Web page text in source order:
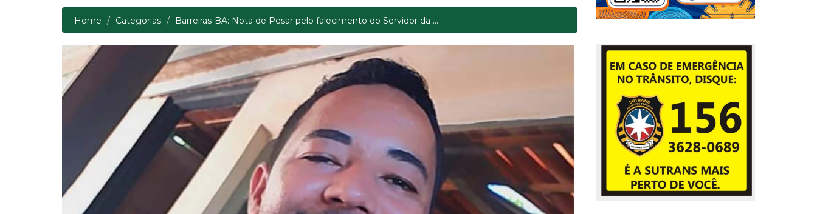
Home Categorias Barreiras-BA: Nota de Pesar pelo falecimento do Servidor da ...